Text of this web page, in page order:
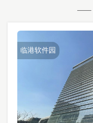
临港软件园